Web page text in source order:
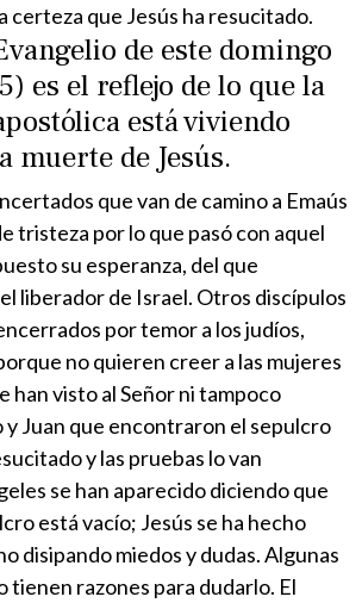
certeza que Jesús ha resucitado.
de este domingo
es el reflejo de lo que la
está viviendo
muerte de Jesús.
que van de camino a Emaús
tristeza por lo que pasó con aquel
su esperanza, del que
liberador de Israel. Otros discípulos
por temor a los judíos,
no quieren creer a las mujeres
han visto al Señor ni tampoco
y Juan que encontraron el sepulcro
y las pruebas lo van
se han aparecido diciendo que
está vacío; Jesús se ha hecho
disipando miedos y dudas. Algunas
tienen razones para dudarlo. El